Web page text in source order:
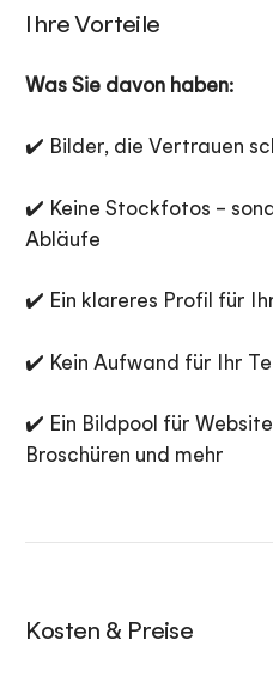
Ihre Vorteile
Was Sie davon haben:
✔️ Bilder, die Vertrauen
✔️ Keine Stockfotos –
Abläufe
✔️ Ein klareres Profil für
✔️ Kein Aufwand für Ihr
✔️ Ein Bildpool für
Broschüren und mehr
Kosten & Preise